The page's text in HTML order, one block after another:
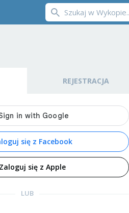
REJESTRACJA
się z Facebook
Zaloguj się z Apple
LUB